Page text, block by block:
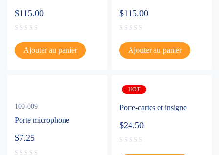
$115.00
Ajouter au panier
$115.00
Ajouter au panier
100-009
Porte microphone
$7.25
HOT
Porte-cartes et insigne
$24.50